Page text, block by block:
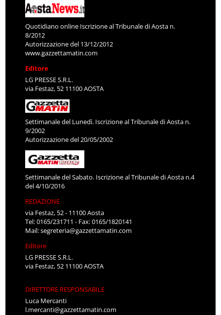
Quotidiano online Iscrizione al Tribunale di Aosta n.
8/2012
Autorizzazione del 13/12/2012
www.gazzettamatin.com
Editore
LG PRESSE S.R.L.
via Festaz, 52 11100 AOSTA
Settimanale del Lunedì. Iscrizione al Tribunale di Aosta n.
9/2002
Autorizzazione del 20/05/2002
Settimanale del Sabato. Iscrizione al Tribunale di Aosta n.4
del 4/10/2016
REDAZIONE
via Festaz, 52 - 11100 Aosta
Tel: 0165/231711 - Fax: 0165/1820141
Mail:segreteria@gazzettamatin.com
Editore
LG PRESSE S.R.L.
via Festaz, 52 11100 AOSTA
DIRETTORE RESPONSABILE
Luca Mercanti
l.mercanti@gazzettamatin.com